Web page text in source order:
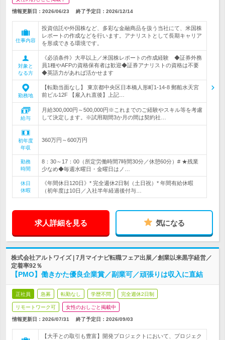
情報更新日：2026/06/23 終了予定日： 2026/12/14
仕事内容
投資信託や外国株など、多彩な金融商品を扱う当社にて、米国株
レポートの作成などを行います。アナリストとして長期キャリア
を形成できる環境です。
対象と
なる方
《必須条件》大卒以上／米国株レポートの作成経験 ◆証券外務
員1種やAFPの資格保有者は歓迎◆証券アナリストの資格は不要
◆英語力があれば活かせます
勤務地
【転勤当面なし】 東京都中央区日本橋人形町1-14-8 郵船水天宮
前ビル12F 【雇入れ直後】上記…
給与
月給300,000円～500,000円※これまでのご経験やスキル等を考慮
して決定します。※試用期間3か月の間は契約社…
初年度
年収
360万円～600万円
勤務
時間
8：30～17：00（所定労働時間7時間30分／休憩60分）# ★残業
少なめ◆毎週水曜日・金曜日はノ…
休日
休暇
《年間休日120日》* 完全週休2日制（土日祝）* 年間有給休暇
（初年度は10日／入社半年経過後付与…
求人詳細を見る 気になる
株式会社アルトワイズ | 7月マイナビ転職フェア出展／創業以来黒字経営／
定着率92％
【PMO】働きかた優良企業賞／副業可／頑張りは収入に直結
正社員 急募 転勤なし 学歴不問 完全週休2日制
リモートワーク可 女性のおしごと掲載中
情報更新日：2026/07/31 終了予定日： 2026/09/03
【大手との取引も豊富】開発プロジェクトにおいて、プロジェク